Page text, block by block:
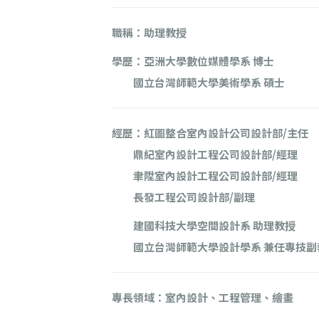
職稱：助理教授
學歷：亞洲大學數位媒體學系 博士
國立台灣師範大學美術學系 碩士
經歷： 紅圖整合室內設計公司設計部/主任
鼎紀室內設計工程公司設計部/經理
聿陞室內設計工程公司設計部/經理
長發工程公司設計部/副理
建國科技大學空間設計系 助理教授
國立台灣師範大學設計學系 兼任專技副
專長領域： 室內設計、工程管理、繪畫